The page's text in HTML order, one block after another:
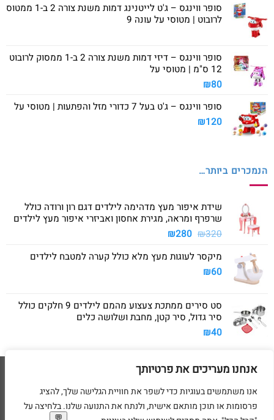
אנחנו מעריכים את פרטיותך
אנו משתמשים בעוגיות כדי לשפר את חוויית הגלישה שלך, להציג
פרסומות או תוכן מותאם אישית, ולנתח את התנועה שלנו. בלחיצה על
סופר ווינגס – ג'ט לייטנינג דמות משנת צורה 2 ב-1 ממטוס
לרובוט | מטוסי על עונה 9
סופר ווינגס – דיזי דמות משנת צורה 2 ב-1 ממסוק לרובוט
12 ס"מ | מטוסי על
₪80
סופר ווינגס – ג'ט בעל 7 כדורי מזל והפתעות | מטוסי על
₪120
הנמכרים ביותר…
שידת איפור מעץ מדהימה לילדים דגם רון ורודה כולל
שרפרף ומראה, מגירת אחסון ואביזרי איפור מעץ לילדים
₪320
המחיר
היה:
₪280 המחיר
הוא:
מיקסר לעוגות מעץ מלא כולל קערה למטבח לילדים
₪60
סט סירים ממתכת צעצוע מהמם לילדים 9 חלקים כולל
סיר גדול, סיר קטן, מחבת ושלושה כלים
₪40
Visa
MasterCard
Express
2
דף הבית מדיניות משלוחים מדיניות החזרת מוצרים תקנון מדיניות פרטיות
הסדרי נגישות בקשת מחיקת פרטים אישיים